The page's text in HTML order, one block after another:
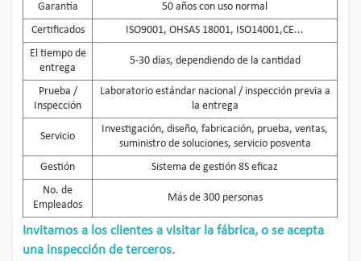
Garantía
50 años con uso normal
Certificados
ISO9001, OHSAS 18001, ISO14001,CE...
El tiempo de
entrega
5-30 días, dependiendo de la cantidad
Prueba /
Inspección
Laboratorio estándar nacional / inspección previa a
la entrega
Servicio
Investigación, diseño, fabricación, prueba, ventas,
suministro de soluciones, servicio posventa
Gestión
Sistema de gestión 8S eficaz
No. de
Empleados
Más de 300 personas
Invitamos a los clientes a visitar la fábrica, o se acepta
una inspección de terceros.